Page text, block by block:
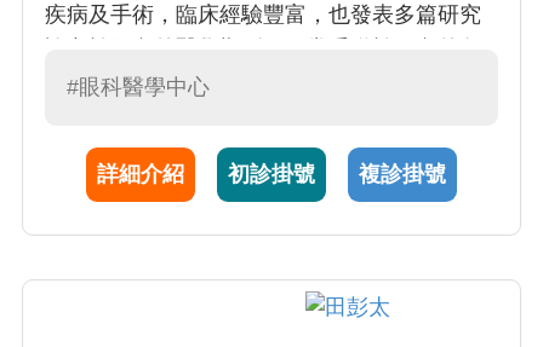
疾病及手術，臨床經驗豐富，也發表多篇研究
相關醫學會演講及擔任座長，目前擔任台灣眼
#眼科醫學中心
詳細介紹 初診掛號 複診掛號